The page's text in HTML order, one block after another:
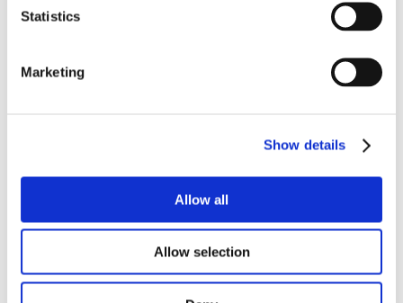
Statistics
Marketing
Show details
Allow all
Allow selection